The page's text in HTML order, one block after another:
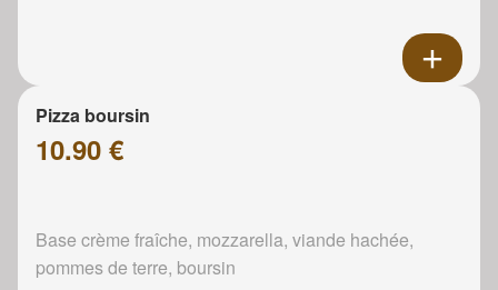
Pizza boursin
10.90 €
Base crème fraîche, mozzarella, viande hachée,
pommes de terre, boursin